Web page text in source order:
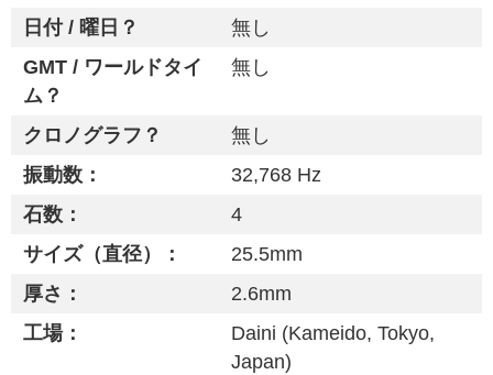
日付 / 曜日？
無し
GMT / ワールドタイ
ム？
無し
クロノグラフ？
無し
振動数：
32,768 Hz
石数：
4
サイズ（直径）：
25.5mm
厚さ：
2.6mm
工場：
Daini (Kameido, Tokyo,
Japan)